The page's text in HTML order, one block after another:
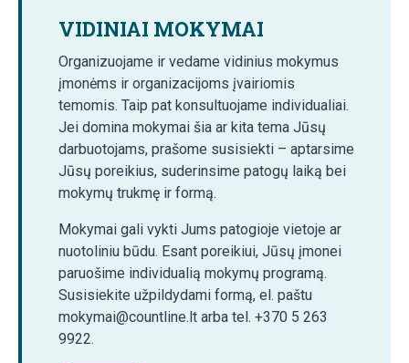
VIDINIAI MOKYMAI
Organizuojame ir vedame vidinius mokymus
įmonėms ir organizacijoms įvairiomis
temomis. Taip pat konsultuojame individualiai.
Jei domina mokymai šia ar kita tema Jūsų
darbuotojams, prašome susisiekti – aptarsime
Jūsų poreikius, suderinsime patogų laiką bei
mokymų trukmę ir formą.
Mokymai gali vykti Jums patogioje vietoje ar
nuotoliniu būdu. Esant poreikiui, Jūsų įmonei
paruošime individualią mokymų programą.
Susisiekite užpildydami formą, el. paštu
mokymai@countline.lt arba tel. +370 5 263
9922.